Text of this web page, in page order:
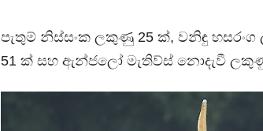
පැතුම් නිස්සංක ලකුණු 25 ක්, වනිඳු
51 ක් සහ ඇන්ජලෝ මැතිව්ස් නොදැවී ලකුණු